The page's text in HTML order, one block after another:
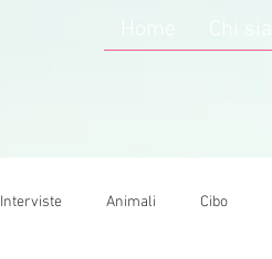
Interviste Animali Cibo